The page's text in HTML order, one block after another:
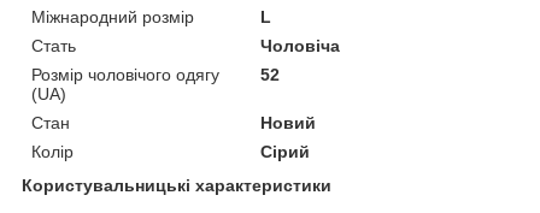
Міжнародний розмір
L
Стать
Чоловіча
Розмір чоловічого одягу
(UA)
52
Стан
Новий
Колір
Сірий
Користувальницькі характеристики